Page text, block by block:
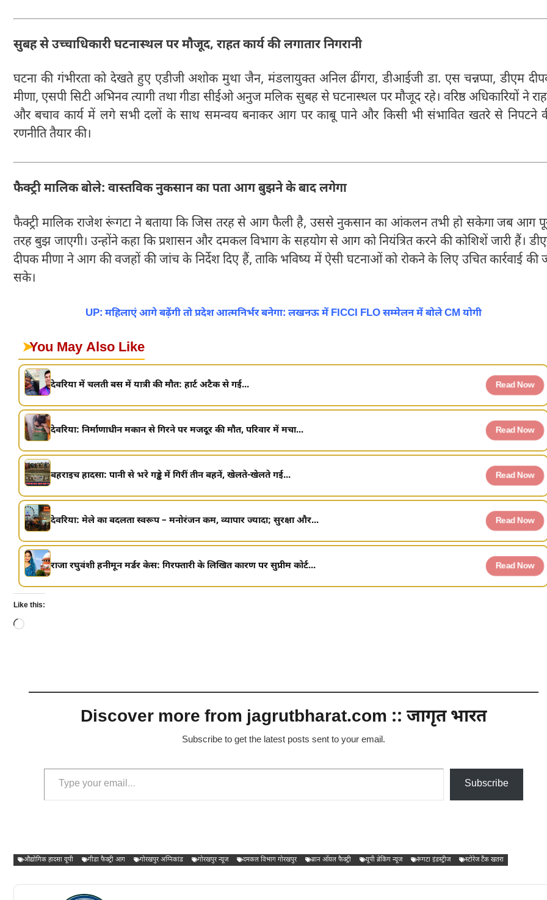
सुबह से उच्चाधिकारी घटनास्थल पर मौजूद, राहत कार्य की लगातार निगरानी
घटना की गंभीरता को देखते हुए एडीजी अशोक मुथा जैन, मंडलायुक्त अनिल ढींगरा, डीआईजी डा. एस चन्नप्पा, डीएम
मीणा, एसपी सिटी अभिनव त्यागी तथा गीडा सीईओ अनुज मलिक सुबह से घटनास्थल पर मौजूद रहे। वरिष्ठ अधिकारियों ने
और बचाव कार्य में लगे सभी दलों के साथ समन्वय बनाकर आग पर काबू पाने और किसी भी संभावित खतरे से निपटने
रणनीति तैयार की।
फैक्ट्री मालिक बोले: वास्तविक नुकसान का पता आग बुझने के बाद लगेगा
फैक्ट्री मालिक राजेश रूंगटा ने बताया कि जिस तरह से आग फैली है, उससे नुकसान का आंकलन तभी हो सकेगा जब आग
तरह बुझ जाएगी। उन्होंने कहा कि प्रशासन और दमकल विभाग के सहयोग से आग को नियंत्रित करने की कोशिशें जारी हैं।
दीपक मीणा ने आग की वजहों की जांच के निर्देश दिए हैं, ताकि भविष्य में ऐसी घटनाओं को रोकने के लिए उचित कार्रवाई की
सके।
UP: महिलाएं आगे बढ़ेंगी तो प्रदेश आत्मनिर्भर बनेगा: लखनऊ में FICCI FLO सम्मेलन में बोले CM योगी
➤You May Also Like
देवरिया में चलती बस में यात्री की मौत: हार्ट अटैक से गई... Read Now
देवरिया: निर्माणाधीन मकान से गिरने पर मजदूर की मौत, परिवार में मचा... Read Now
बहराइच हादसा: पानी से भरे गड्ढे में गिरीं तीन बहनें, खेलते-खेलते गई... Read Now
देवरिया: मेले का बदलता स्वरूप – मनोरंजन कम, व्यापार ज्यादा; सुरक्षा और... Read Now
राजा रघुवंशी हनीमून मर्डर केस: गिरफ्तारी के लिखित कारण पर सुप्रीम कोर्ट... Read Now
Like this:
Loading…
Discover more from jagrutbharat.com :: जागृत भारत
Subscribe to get the latest posts sent to your email.
Type your email…
Subscribe
औद्योगिक हादसा यूपी गीडा फैक्ट्री आग गोरखपुर अग्निकांड गोरखपुर न्यूज दमकल विभाग गोरखपुर ब्रान ऑयल फैक्ट्री यूपी ब्रेकिंग न्यूज रूंगटा इंडस्ट्रीज स्टोरेज टैंक खतरा